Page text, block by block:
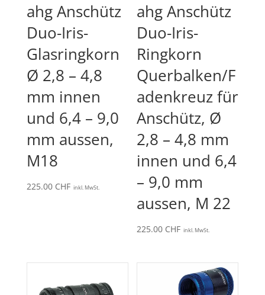
ahg Anschütz
Duo-Iris-
Glasringkorn
Ø 2,8 – 4,8
mm innen
und 6,4 – 9,0
mm aussen,
M18
225.00 CHF inkl. MwSt.
ahg Anschütz
Duo-Iris-
Ringkorn
Querbalken/F
adenkreuz für
Anschütz, Ø
2,8 – 4,8 mm
innen und 6,4
– 9,0 mm
aussen, M 22
225.00 CHF inkl. MwSt.